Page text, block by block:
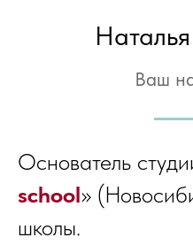
Ваш
Основатель
school»
школы.